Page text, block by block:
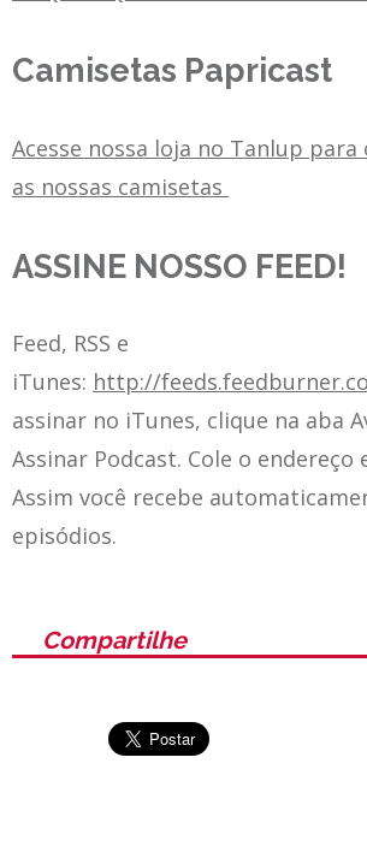
Camisetas Papricast
Acesse nossa loja no Tanlup
as nossas camisetas
ASSINE NOSSO FEED!
Feed, RSS e
iTunes: http://
assinar no iTunes, clique na aba
Assinar Podcast. Cole o endereço
Assim você recebe
episódios.
Compartilhe